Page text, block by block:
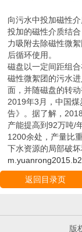
向污水中投加磁性
投加的磁性介质结
力吸附去除磁性微
后循环使用。
磁盘以一定间距组
磁性微絮团的污水
面，并随磁盘的转
2019年3月，中国
告》。据了解，
产能提高到92万吨/
1200余处，产量比
下水资源的局部破
返回目录页
版